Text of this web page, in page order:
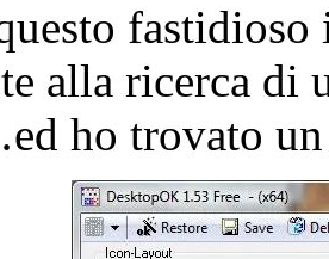
alla ricerca di
ho trovato